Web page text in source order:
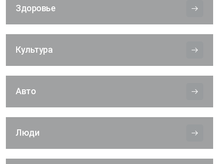
Здоровье
Культура
Авто
Люди